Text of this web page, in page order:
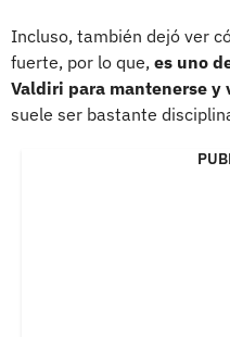
Incluso, también dejó ver
fuerte, por lo que, es uno
Valdiri para mantenerse y
suele ser bastante